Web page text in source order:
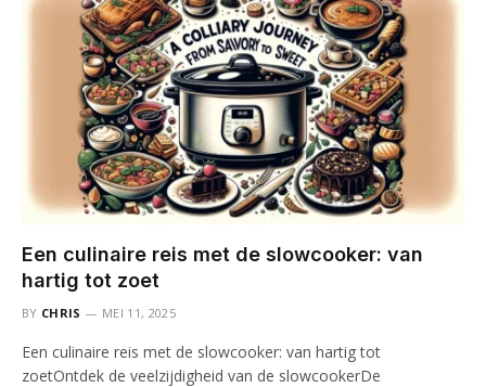
Een culinaire reis met de slowcooker: van
hartig tot zoet
BY CHRIS MEI 11, 2025
Een culinaire reis met de slowcooker: van hartig tot
zoetOntdek de veelzijdigheid van de slowcookerDe